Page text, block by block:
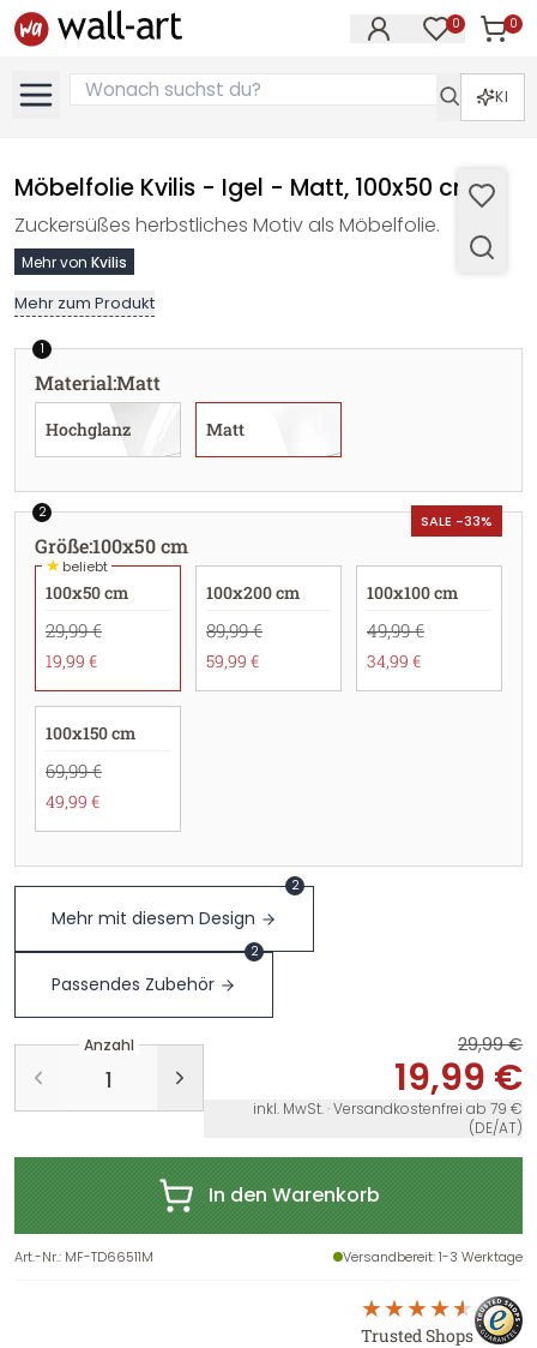
0 0
KI
Möbelfolie Kvilis - Igel - Matt, 100x50 cm
Zuckersüßes herbstliches Motiv als Möbelfolie.
Mehr von Kvilis
Mehr zum Produkt
1
Material:Matt
Hochglanz Matt
SALE -33%
2
Größe:100x50 cm
★beliebt
100x50 cm
29,99 €
19,99 €
100x200 cm
89,99 €
59,99 €
100x100 cm
49,99 €
34,99 €
100x150 cm
69,99 €
49,99 €
Mehr mit diesem Design
2
Passendes Zubehör
2
Anzahl 29,99 €
19,99 €
inkl. MwSt. · Versandkostenfrei ab 79 €
(DE/AT)
In den Warenkorb
Art.-Nr.: MF-TD66511M Versandbereit: 1-3 Werktage
Trusted Shops